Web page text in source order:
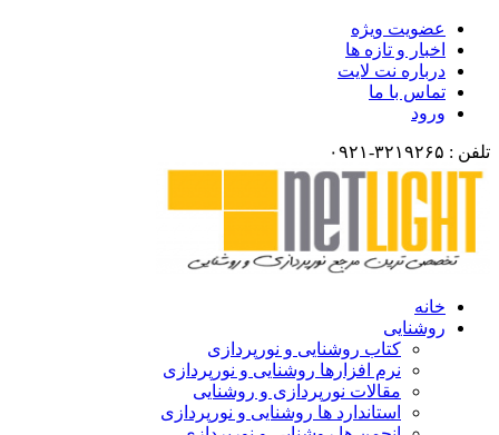
ویژه
و تازه ها
نت لایت
با ما
کتاب روشنایی و نورپردازی
نرم افزارها روشنایی و نورپردازی
مقالات نورپردازی و روشنایی
استاندارد ها روشنایی و نورپردازی